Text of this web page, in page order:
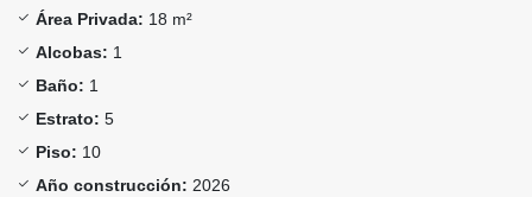
Área Privada: 18 m²
Alcobas: 1
Baño: 1
Estrato: 5
Piso: 10
Año construcción: 2026